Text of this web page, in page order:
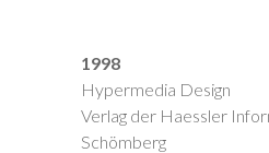
1998
Hypermedia Design
Verlag der Haessler
Schömberg